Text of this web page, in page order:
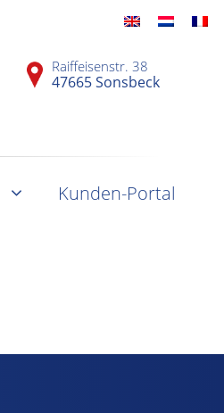
Raiffeisenstr. 38
47665 Sonsbeck
Kunden-Portal